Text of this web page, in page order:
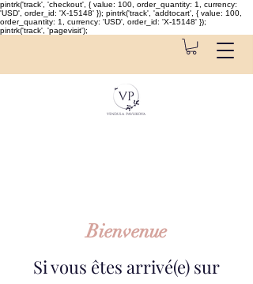
pintrk('track', 'checkout', { value: 100, order_quantity: 1, currency:
'USD', order_id: 'X-15148' }); pintrk('track', 'addtocart', { value: 100,
order_quantity: 1, currency: 'USD', order_id: 'X-15148' });
pintrk('track', 'pagevisit');
​Bienvenue
Si vous êtes arrivé(e) sur